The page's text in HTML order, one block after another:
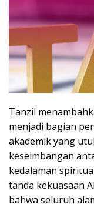
Tanzil
menjadi bagian
akademik yang
keseimbangan
kedalaman
tanda kekuasaan
bahwa seluruh